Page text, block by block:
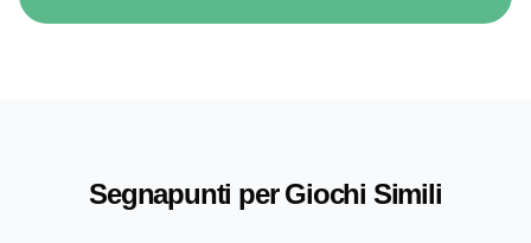
Segnapunti per Giochi Simili